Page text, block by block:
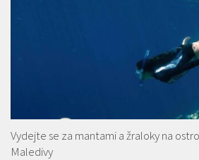
Vydejte se za mantami a žraloky na
Maledivy